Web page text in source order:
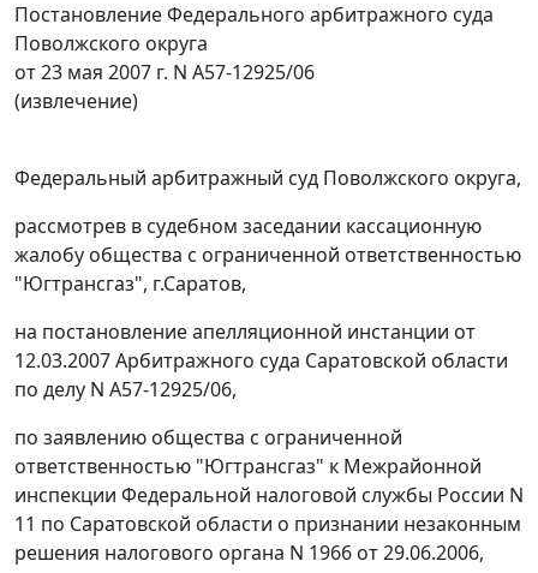
Постановление Федерального арбитражного суда
Поволжского округа
от 23 мая 2007 г. N А57-12925/06
(извлечение)
Федеральный арбитражный суд Поволжского округа,
рассмотрев в судебном заседании кассационную
жалобу общества с ограниченной ответственностью
"Югтрансгаз", г.Саратов,
на постановление апелляционной инстанции от
12.03.2007 Арбитражного суда Саратовской области
по делу N А57-12925/06,
по заявлению общества с ограниченной
ответственностью "Югтрансгаз" к Межрайонной
инспекции Федеральной налоговой службы России N
11 по Саратовской области о признании незаконным
решения налогового органа N 1966 от 29.06.2006,